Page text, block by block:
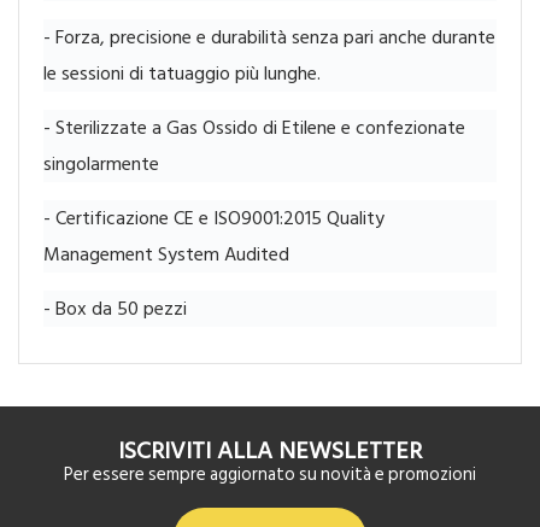
- Forza, precisione e durabilità senza pari anche durante
le sessioni di tatuaggio più lunghe.
- Sterilizzate a Gas Ossido di Etilene e confezionate
singolarmente
- Certificazione CE e ISO9001:2015 Quality
Management System Audited
- Box da 50 pezzi
ISCRIVITI ALLA NEWSLETTER
Per essere sempre aggiornato su novità e promozioni